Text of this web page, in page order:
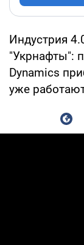
Индустрия
"Укрнафты":
Dynamics
уже